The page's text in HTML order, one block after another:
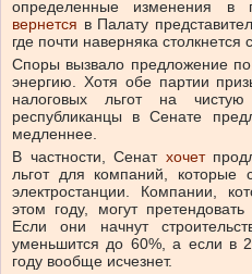
определенные изменения в
вернется в Палату
где почти наверняка
Споры вызвало предложение
энергию. Хотя обе партии
налоговых льгот на
республиканцы в Сенате
медленнее.
В частности, Сенат хочет
льгот для компаний, которые
электростанции. Компании,
этом году, могут
Если они начнут
уменьшится до 60%, а если в
году вообще исчезнет.